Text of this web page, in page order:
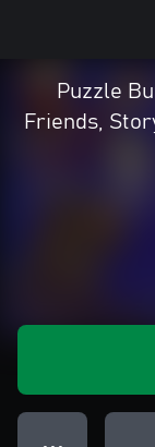
Puzzle
Friends,